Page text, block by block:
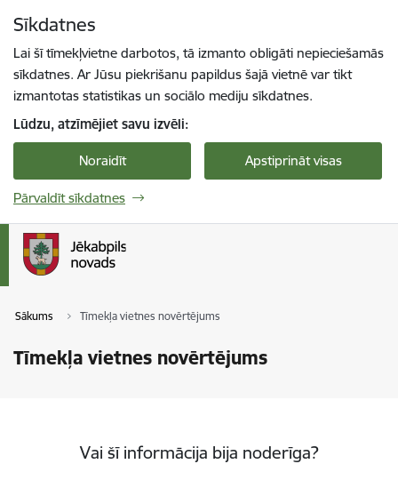
Sīkdatnes
Lai šī tīmekļvietne darbotos, tā izmanto obligāti nepieciešamās
sīkdatnes. Ar Jūsu piekrišanu papildus šajā vietnē var tikt
izmantotas statistikas un sociālo mediju sīkdatnes.
Lūdzu, atzīmējiet savu izvēli:
Noraidīt Apstiprināt visas
Pārvaldīt sīkdatnes
Sākums Tīmekļa vietnes novērtējums
Tīmekļa vietnes novērtējums
Vai šī informācija bija noderīga?